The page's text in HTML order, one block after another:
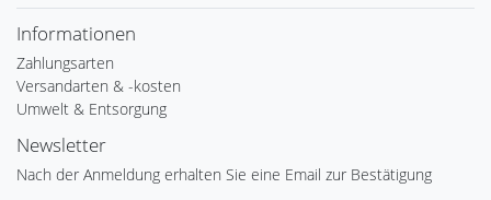
Informationen
Zahlungsarten
Versandarten & -kosten
Umwelt & Entsorgung
Newsletter
Nach der Anmeldung erhalten Sie eine Email zur Bestätigung